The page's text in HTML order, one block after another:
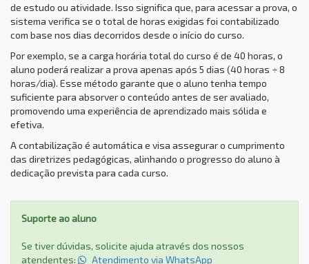
de estudo ou atividade. Isso significa que, para acessar a prova, o
sistema verifica se o total de horas exigidas foi contabilizado
com base nos dias decorridos desde o início do curso.
Por exemplo, se a carga horária total do curso é de 40 horas, o
aluno poderá realizar a prova apenas após 5 dias (40 horas ÷ 8
horas/dia). Esse método garante que o aluno tenha tempo
suficiente para absorver o conteúdo antes de ser avaliado,
promovendo uma experiência de aprendizado mais sólida e
efetiva.
A contabilização é automática e visa assegurar o cumprimento
das diretrizes pedagógicas, alinhando o progresso do aluno à
dedicação prevista para cada curso.
Suporte ao aluno
Se tiver dúvidas, solicite ajuda através dos nossos
atendentes:
Atendimento via WhatsApp